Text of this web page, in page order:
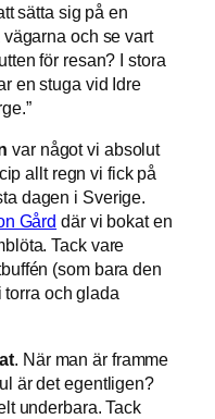
sätta sig på en
och se vart
för resan? I stora
en stuga vid Idre
var något vi absolut
allt regn vi fick på
dagen i Sverige.
Gård där vi bokat en
Tack vare
(som bara den
torra och glada
. När man är framme
är det egentligen?
underbara. Tack